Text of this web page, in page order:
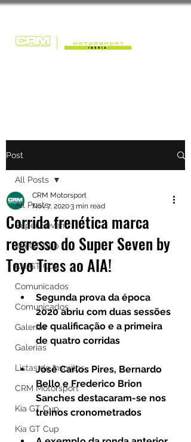
Post
All Posts
Super Seven
Kia GT Cup
Kia GT Cup
Comunicados
Comunicados
Galerias
Galerias
Listas de Inscritos
CRM Motorsport
Kia GT Cup
Kia GT Cup
All Posts
Corrida frenética marca
regresso do Super Seven by
Toyo Tires ao AIA!
CRM Motorsport
Nov 7, 20203 min read
Segunda prova da época
2020 abriu com duas sessões
de qualificação e a primeira
de quatro corridas
José Carlos Pires, Bernardo
Bello e Frederico Brion
Sanches destacaram-se nos
treinos cronometrados